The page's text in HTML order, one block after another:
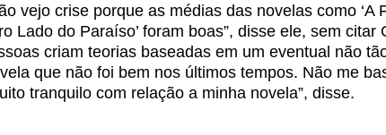
vejo crise porque as médias das novelas como ‘A
Lado do Paraíso’ foram boas”, disse ele, sem citar
criam teorias baseadas em um eventual não
que não foi bem nos últimos tempos. Não me
tranquilo com relação a minha novela”, disse.